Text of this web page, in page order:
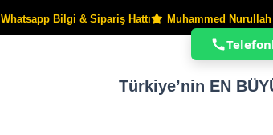
Whatsapp Bilgi & Sipariş Hattı Muhammed
Türkiye’nin EN